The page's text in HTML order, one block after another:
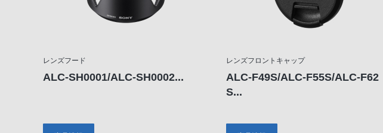
レンズフード
ALC-SH0001/ALC-SH0002...
レンズフロントキャップ
ALC-F49S/ALC-F55S/ALC-F62
S...